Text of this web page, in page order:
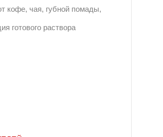
кофе, чая, губной помады,
готового раствора